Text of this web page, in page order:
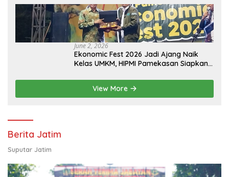
Tinggi Swasta
June 2, 2026
Ekonomic Fest 2026 Jadi Ajang Naik
Kelas UMKM, HIPMI Pamekasan Siapkan
Pendampingan Usaha
View More
Berita Jatim
Suputar Jatim